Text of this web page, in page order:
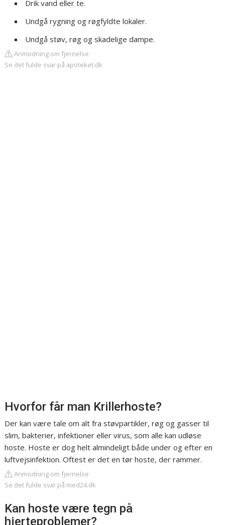
Drik vand eller te.
Undgå rygning og røgfyldte lokaler.
Undgå støv, røg og skadelige dampe.
Anmodning om fjernelse
Se det fulde svar på apoteket.dk
Hvorfor får man Krillerhoste?
Der kan være tale om alt fra støvpartikler, røg og gasser til
slim, bakterier, infektioner eller virus, som alle kan udløse
hoste. Hoste er dog helt almindeligt både under og efter en
luftvejsinfektion. Oftest er det en tør hoste, der rammer.
Anmodning om fjernelse
Se det fulde svar på med24.dk
Kan hoste være tegn på
hjerteproblemer?